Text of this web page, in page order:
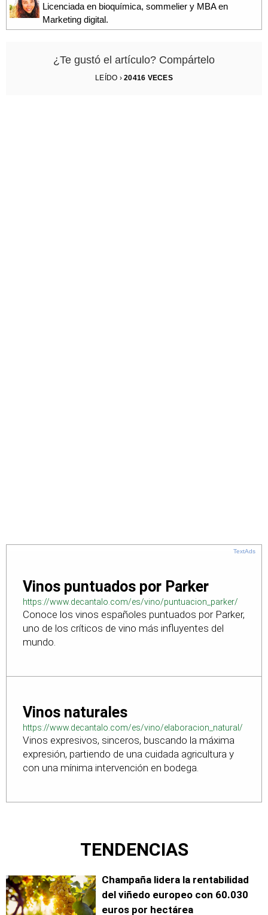
Licenciada en bioquímica, sommelier y MBA en
Marketing digital.
¿Te gustó el artículo? Compártelo
LEÍDO ›20416 VECES
TextAds
Vinos puntuados por Parker
https://www.decantalo.com/es/vino/puntuacion_parker/
Conoce los vinos españoles puntuados por Parker,
uno de los críticos de vino más influyentes del
mundo.
Vinos naturales
https://www.decantalo.com/es/vino/elaboracion_natural/
Vinos expresivos, sinceros, buscando la máxima
expresión, partiendo de una cuidada agricultura y
con una mínima intervención en bodega.
TENDENCIAS
Champaña lidera la rentabilidad
del viñedo europeo con 60.030
euros por hectárea